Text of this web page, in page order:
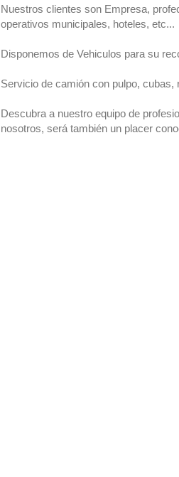
Nuestros clientes son Empresa,
operativos municipales, hoteles, etc...
Disponemos de Vehiculos para su
Servicio de camión con pulpo, cubas,
Descubra a nuestro equipo de
nosotros, será también un placer